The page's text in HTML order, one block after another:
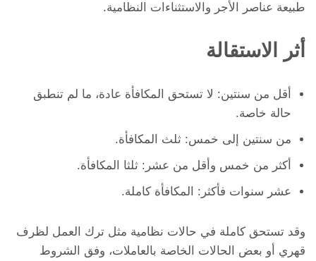
طبيعة عناصر الأجر والاستثناءات النظامية.
أثر الاستقالة
أقل من سنتين: لا تستحق المكافأة عادة، ما لم تنطبق
حالة خاصة.
من سنتين إلى خمس: ثلث المكافأة.
أكثر من خمس وأقل من عشر: ثلثا المكافأة.
عشر سنوات فأكثر: المكافأة كاملة.
وقد تستحق كاملة في حالات نظامية مثل ترك العمل لظرف
قهري أو بعض الحالات الخاصة بالعاملات، وفق الشروط